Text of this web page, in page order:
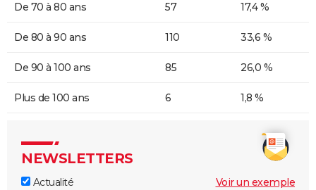
De 70 à 80 ans 57 17,4 %
De 80 à 90 ans 110 33,6 %
De 90 à 100 ans 85 26,0 %
Plus de 100 ans 6 1,8 %
NEWSLETTERS
Actualité
Voir un exemple